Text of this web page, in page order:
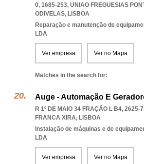
0, 1685-253, UNIAO FREGUESIAS
ODIVELAS, LISBOA
Reparação e manutenção de
LDA
Ver empresa Ver no Mapa
Matches in the search for:
Auge - Automação E
R 1º DE MAIO 34 FRAÇÃO L B4, 2625-
FRANCA XIRA, LISBOA
Instalação de máquinas e de
LDA
Ver empresa Ver no Mapa